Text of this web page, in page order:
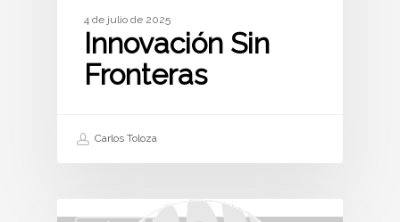
4 de julio de 2025
Innovación Sin
Fronteras
Carlos Toloza